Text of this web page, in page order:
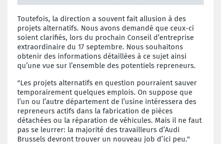
Toutefois, la direction a souvent fait allusion à des
projets alternatifs. Nous avons demandé que ceux-ci
soient clarifiés, lors du prochain Conseil d’entreprise
extraordinaire du 17 septembre. Nous souhaitons
obtenir des informations détaillées à ce sujet ainsi
qu’une vue sur l’ensemble des potentiels repreneurs.
"Les projets alternatifs en question pourraient sauver
temporairement quelques emplois. On suppose que
l’un ou l’autre département de l’usine intéressera des
repreneurs actifs dans la fabrication de pièces
détachées ou la réparation de véhicules. Mais il ne faut
pas se leurrer: la majorité des travailleurs d’Audi
Brussels devront trouver un nouveau job d’ici peu."